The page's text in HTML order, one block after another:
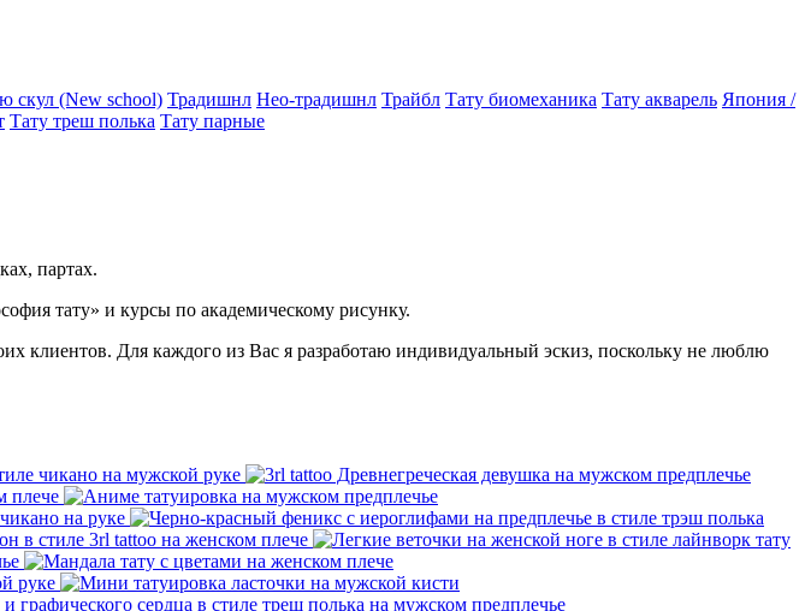
скул (New school) Традишнл Нео-традишнл Трайбл Тату биомеханика Тату акварель Япония /
Тату треш полька Тату парные
партах.
тату» и курсы по академическому рисунку.
клиентов. Для каждого из Вас я разработаю индивидуальный эскиз, поскольку не люблю